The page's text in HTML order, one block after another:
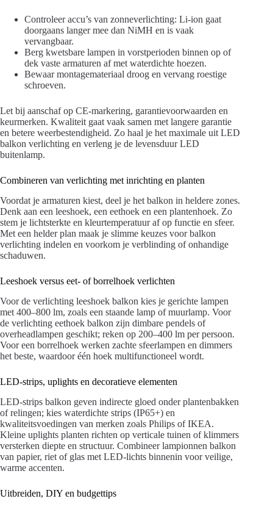
Controleer accu’s van zonneverlichting: Li-ion gaat
doorgaans langer mee dan NiMH en is vaak
vervangbaar.
Berg kwetsbare lampen in vorstperioden binnen op of
dek vaste armaturen af met waterdichte hoezen.
Bewaar montagemateriaal droog en vervang roestige
schroeven.
Let bij aanschaf op CE-markering, garantievoorwaarden en
keurmerken. Kwaliteit gaat vaak samen met langere garantie
en betere weerbestendigheid. Zo haal je het maximale uit LED
balkon verlichting en verleng je de levensduur LED
buitenlamp.
Combineren van verlichting met inrichting en planten
Voordat je armaturen kiest, deel je het balkon in heldere zones.
Denk aan een leeshoek, een eethoek en een plantenhoek. Zo
stem je lichtsterkte en kleurtemperatuur af op functie en sfeer.
Met een helder plan maak je slimme keuzes voor balkon
verlichting indelen en voorkom je verblinding of onhandige
schaduwen.
Leeshoek versus eet- of borrelhoek verlichten
Voor de verlichting leeshoek balkon kies je gerichte lampen
met 400–800 lm, zoals een staande lamp of muurlamp. Voor
de verlichting eethoek balkon zijn dimbare pendels of
overheadlampen geschikt; reken op 200–400 lm per persoon.
Voor een borrelhoek werken zachte sfeerlampen en dimmers
het beste, waardoor één hoek multifunctioneel wordt.
LED-strips, uplights en decoratieve elementen
LED-strips balkon geven indirecte gloed onder plantenbakken
of relingen; kies waterdichte strips (IP65+) en
kwaliteitsvoedingen van merken zoals Philips of IKEA.
Kleine uplights planten richten op verticale tuinen of klimmers
versterken diepte en structuur. Combineer lampionnen balkon
van papier, riet of glas met LED-lichts binnenin voor veilige,
warme accenten.
Uitbreiden, DIY en budgettips